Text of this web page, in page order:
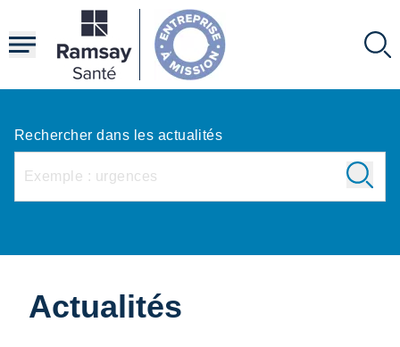
contenu
principal
Rechercher dans les actualités
Actualités